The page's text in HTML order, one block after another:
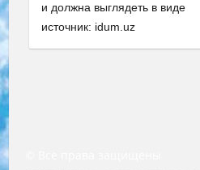
и должна выглядеть в виде
источник: idum.uz